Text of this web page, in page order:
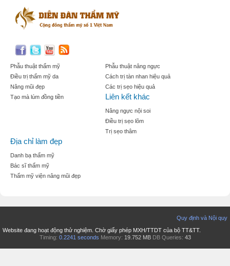
Phẫu thuật thẩm mỹ
Điều trị thẩm mỹ da
Nâng mũi đẹp
Tạo mà lúm đồng tiền
Phẫu thuật nâng ngực
Cách trị tàn nhan hiệu quả
Các trị sẹo hiệu quả
Liên kết khác
Nâng ngực nội soi
Điều trị sẹo lõm
Trị sẹo thâm
Địa chỉ làm đẹp
Danh bạ thẩm mỹ
Bác sĩ thẩm mỹ
Thẩm mỹ viện nâng mũi đẹp
Quy định và Nội quy
Website đang hoạt động thử nghiệm. Chờ giấy phép MXH/TTDT của bộ TT&TT.
Timing: 0.2241 seconds Memory: 19.752 MB DB Queries: 43